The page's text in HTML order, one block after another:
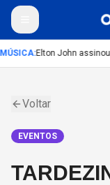
:Elton John
Voltar
EVENTOS